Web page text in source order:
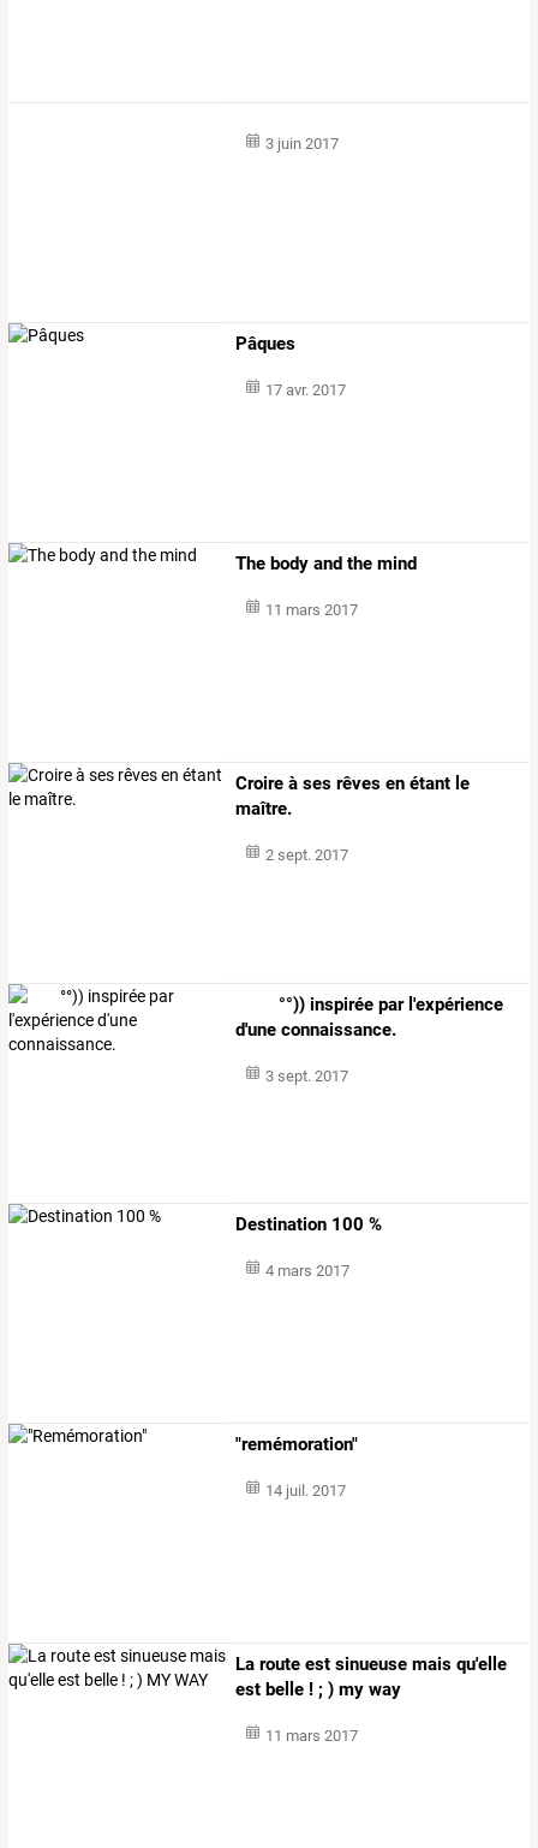
3 juin 2017
Pâques
17 avr. 2017
The body and the mind
11 mars 2017
Croire à ses rêves en étant le
maître.
2 sept. 2017
°°)) inspirée par l'expérience
d'une connaissance.
3 sept. 2017
Destination 100 %
4 mars 2017
"remémoration"
14 juil. 2017
La route est sinueuse mais qu'elle
est belle ! ; ) my way
11 mars 2017